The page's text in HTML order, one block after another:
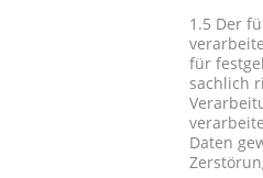
1.5 Der
für
sachlich
Daten